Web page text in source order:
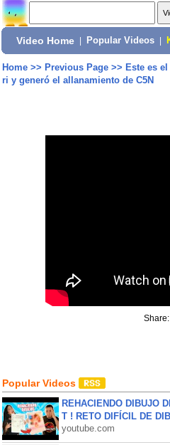
Video Home Popular Videos
Home>> Previous Page>> Este es
ri y generó el allanamiento de C5N
Share:
Popular Videos
REHACIENDO DIBUJO
T ! RETO DIFÍCIL DE
youtube.com